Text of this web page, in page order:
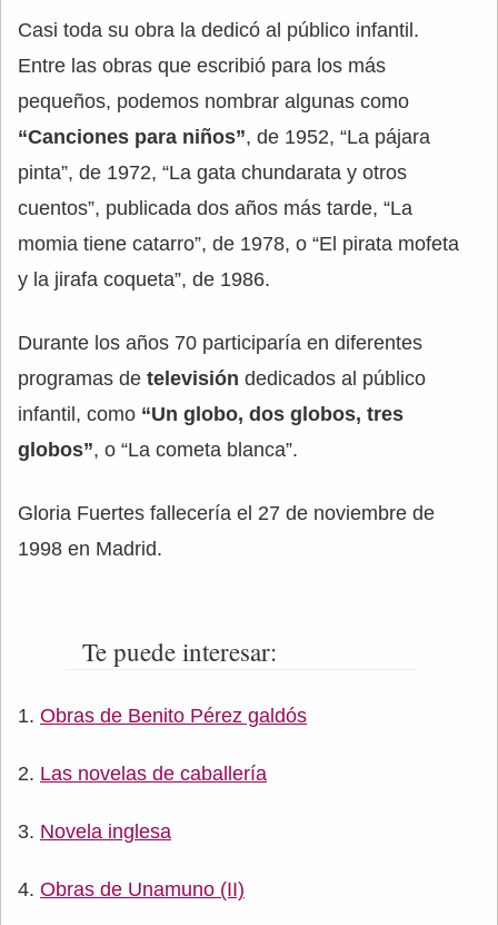
Casi toda su obra la dedicó al público infantil.
Entre las obras que escribió para los más
pequeños, podemos nombrar algunas como
“Canciones para niños”, de 1952, “La pájara
pinta”, de 1972, “La gata chundarata y otros
cuentos”, publicada dos años más tarde, “La
momia tiene catarro”, de 1978, o “El pirata mofeta
y la jirafa coqueta”, de 1986.
Durante los años 70 participaría en diferentes
programas de televisión dedicados al público
infantil, como “Un globo, dos globos, tres
globos”, o “La cometa blanca”.
Gloria Fuertes fallecería el 27 de noviembre de
1998 en Madrid.
Te puede interesar:
Obras de Benito Pérez galdós
Las novelas de caballería
Novela inglesa
Obras de Unamuno (II)